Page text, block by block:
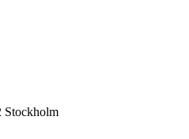
Stockholm